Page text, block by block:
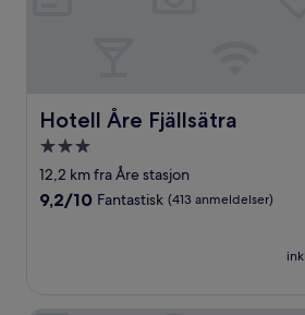
Hotell Åre Fjällsätra
Hotell Åre Fjällsätra
Overnattingssted
med
3.0
12,2 km fra Åre stasjon
9.2
9,2/10 Fantastisk (413 anmeldelser)